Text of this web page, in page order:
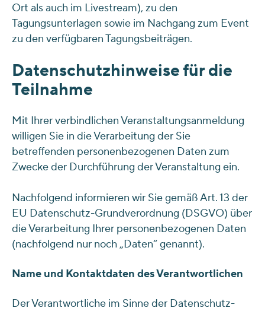
Ort als auch im Livestream), zu den
Tagungsunterlagen sowie im Nachgang zum Event
zu den verfügbaren Tagungsbeiträgen.
Datenschutzhinweise für die
Teilnahme
Mit Ihrer verbindlichen Veranstaltungsanmeldung
willigen Sie in die Verarbeitung der Sie
betreffenden personenbezogenen Daten zum
Zwecke der Durchführung der Veranstaltung ein.
Nachfolgend informieren wir Sie gemäß Art. 13 der
EU Datenschutz-Grundverordnung (DSGVO) über
die Verarbeitung Ihrer personenbezogenen Daten
(nachfolgend nur noch „Daten“ genannt).
Name und Kontaktdaten des Verantwortlichen
Der Verantwortliche im Sinne der Datenschutz-